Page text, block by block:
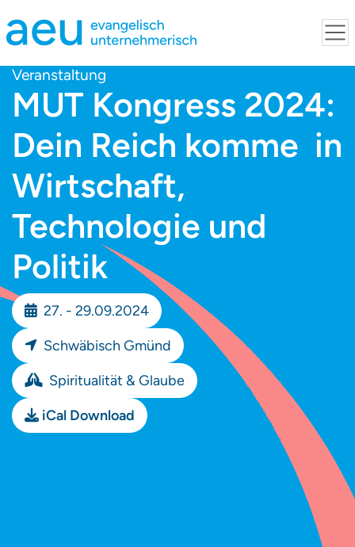
Veranstaltung
MUT Kongress 2024:
Dein Reich komme  in
Wirtschaft,
Technologie und
Politik
27. - 29.09.2024
Schwäbisch Gmünd
Spiritualität & Glaube
iCal Download